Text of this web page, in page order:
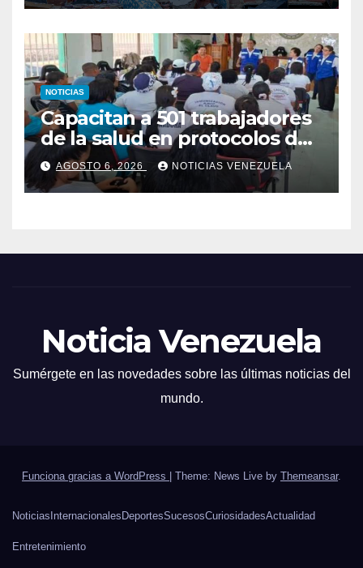
NOTICIAS
Capacitan a 501 trabajadores
de la salud en protocolos de
vacunación para
campamentos
AGOSTO 6, 2026 NOTICIAS VENEZUELA
Noticia Venezuela
Sumérgete en las novedades sobre las últimas noticias del
mundo.
Funciona gracias a WordPress Theme: News Live by Themeansar.
NoticiasInternacionalesDeportesSucesosCuriosidadesActualidad
Entretenimiento